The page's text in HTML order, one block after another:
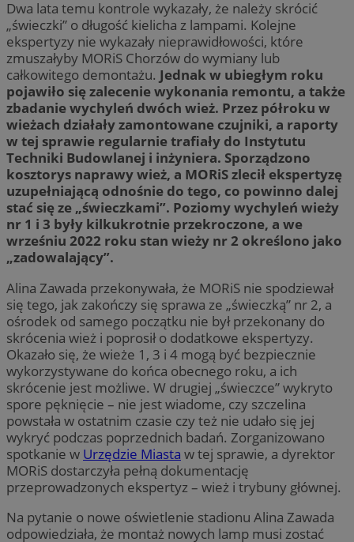
Dwa lata temu kontrole wykazały, że należy skrócić
„świeczki” o długość kielicha z lampami. Kolejne
ekspertyzy nie wykazały nieprawidłowości, które
zmuszałyby MORiS Chorzów do wymiany lub
całkowitego demontażu. Jednak w ubiegłym roku
pojawiło się zalecenie wykonania remontu, a także
zbadanie wychyleń dwóch wież. Przez półroku w
wieżach działały zamontowane czujniki, a raporty
w tej sprawie regularnie trafiały do Instytutu
Techniki Budowlanej i inżyniera. Sporządzono
kosztorys naprawy wież, a MORiS zlecił ekspertyzę
uzupełniającą odnośnie do tego, co powinno dalej
stać się ze „świeczkami”. Poziomy wychyleń wieży
nr 1 i 3 były kilkukrotnie przekroczone, a we
wrześniu 2022 roku stan wieży nr 2 określono jako
„zadowalający”.
Alina Zawada przekonywała, że MORiS nie spodziewał
się tego, jak zakończy się sprawa ze „świeczką” nr 2, a
ośrodek od samego początku nie był przekonany do
skrócenia wież i poprosił o dodatkowe ekspertyzy.
Okazało się, że wieże 1, 3 i 4 mogą być bezpiecznie
wykorzystywane do końca obecnego roku, a ich
skrócenie jest możliwe. W drugiej „świeczce” wykryto
spore pęknięcie – nie jest wiadome, czy szczelina
powstała w ostatnim czasie czy też nie udało się jej
wykryć podczas poprzednich badań. Zorganizowano
spotkanie w Urzędzie Miasta w tej sprawie, a dyrektor
MORiS dostarczyła pełną dokumentację
przeprowadzonych ekspertyz – wież i trybuny głównej.
Na pytanie o nowe oświetlenie stadionu Alina Zawada
odpowiedziała, że montaż nowych lamp musi zostać